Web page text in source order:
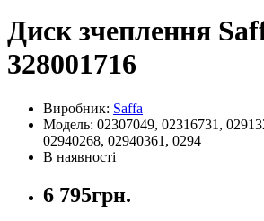
Диск зчеплення
328001716
Виробник: Saffa
Модель: 02307049, 02316731,
02940268, 02940361, 0294
В наявності
6 795грн.